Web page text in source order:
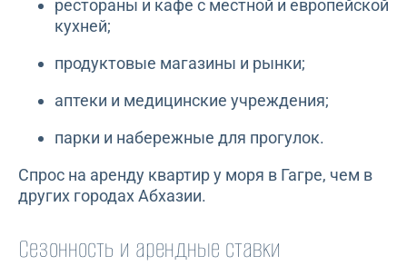
рестораны и кафе с местной и европейской
кухней;
продуктовые магазины и рынки;
аптеки и медицинские учреждения;
парки и набережные для прогулок.
Спрос на аренду квартир у моря в Гагре, чем в
других городах Абхазии.
Сезонность и арендные ставки